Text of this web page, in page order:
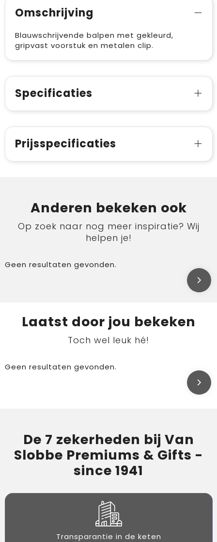
Omschrijving
Blauwschrijvende balpen met gekleurd,
gripvast voorstuk en metalen clip.
Specificaties
Prijsspecificaties
Anderen bekeken ook
Op zoek naar nog meer inspiratie? Wij
helpen je!
Geen resultaten gevonden.
Laatst door jou bekeken
Toch wel leuk hé!
Geen resultaten gevonden.
De 7 zekerheden bij Van
Slobbe Premiums & Gifts -
since 1941
Transparantie in de keten